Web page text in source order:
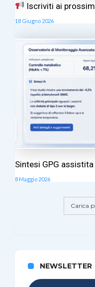
Iscriviti ai
18 Giugno 2026
Sintesi GPG
8 Maggio 2026
Carica
NEWSLETTER